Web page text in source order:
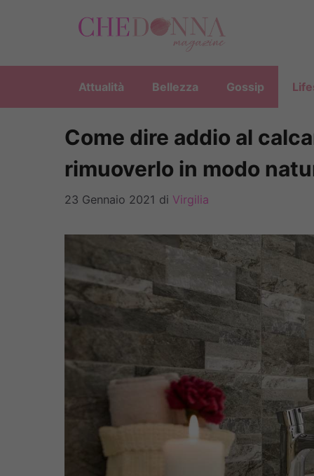
Attualità Bellezza Gossip
Come dire addio al
rimuoverlo in modo
23 Gennaio 2021 di Virgilia